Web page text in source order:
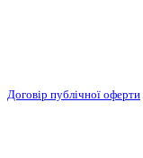
Договір публічної оферти